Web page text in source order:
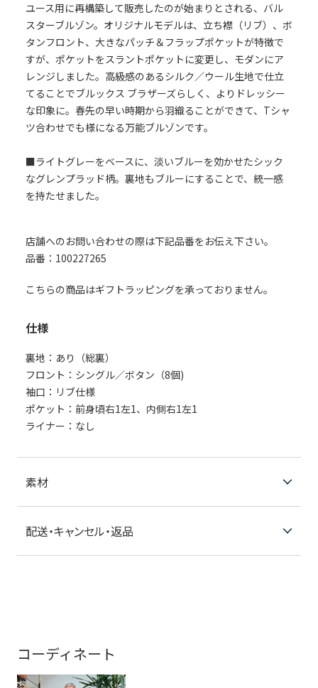
ユース用に再構築して販売したのが始まりとされる、バル
スターブルゾン。オリジナルモデルは、立ち襟（リブ）、ボ
タンフロント、大きなパッチ＆フラップポケットが特徴で
すが、ポケットをスラントポケットに変更し、モダンにア
レンジしました。高級感のあるシルク／ウール生地で仕立
てることでブルックス ブラザーズらしく、よりドレッシー
な印象に。春先の早い時期から羽織ることができて、Tシャ
ツ合わせでも様になる万能ブルゾンです。
■ライトグレーをベースに、淡いブルーを効かせたシック
なグレンプラッド柄。裏地もブルーにすることで、統一感
を持たせました。
店舗へのお問い合わせの際は下記品番をお伝え下さい。
品番：100227265
こちらの商品はギフトラッピングを承っておりません。
仕様
裏地：あり（総裏）
フロント：シングル／ボタン（8個)
袖口：リブ仕様
ポケット：前身頃右1左1、内側右1左1
ライナー：なし
素材
配送・キャンセル・返品
コーディネート